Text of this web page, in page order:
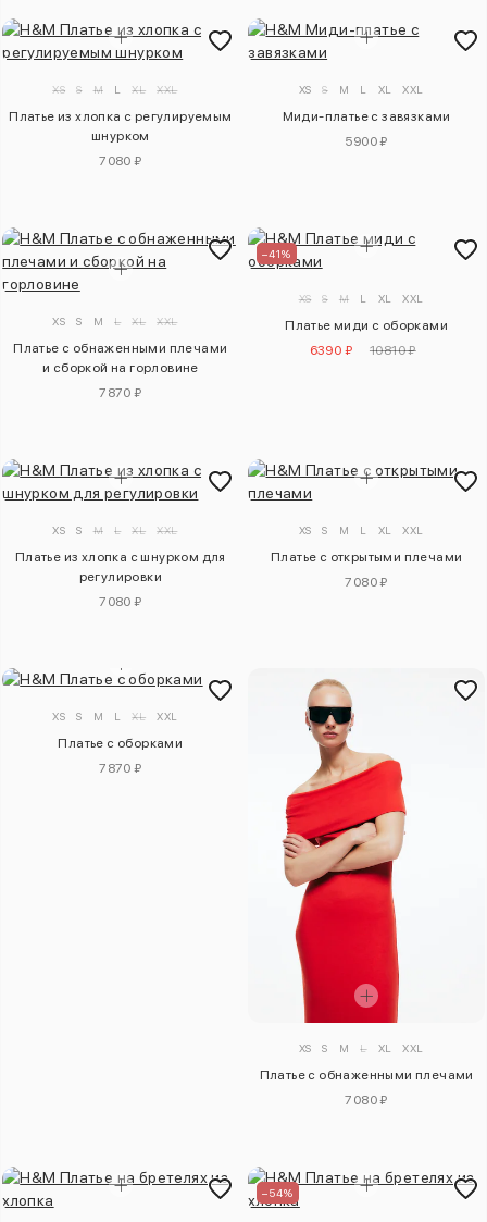
XS S M L XL XXL
Платье из хлопка с регулируемым
шнурком
7080 ₽
XS S M L XL XXL
Миди-платье с завязками
5900 ₽
XS S M L XL XXL
Платье с обнаженными плечами
и сборкой на горловине
7870 ₽
–41%
XS S M L XL XXL
Платье миди с оборками
6390 ₽
10810 ₽
XS S M L XL XXL
Платье из хлопка с шнурком для
регулировки
7080 ₽
XS S M L XL XXL
Платье с открытыми плечами
7080 ₽
XS S M L XL XXL
Платье с оборками
7870 ₽
XS S M L XL XXL
Платье с обнаженными плечами
7080 ₽
–54%